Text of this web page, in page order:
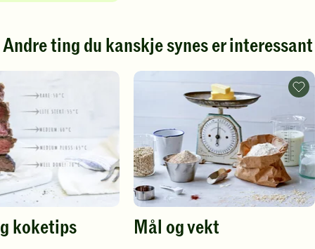
stjerner.
Klikk
å
Andre ting du kanskje synes er interessant
koketips Mål og vekt
Mål
og
-
legg
til